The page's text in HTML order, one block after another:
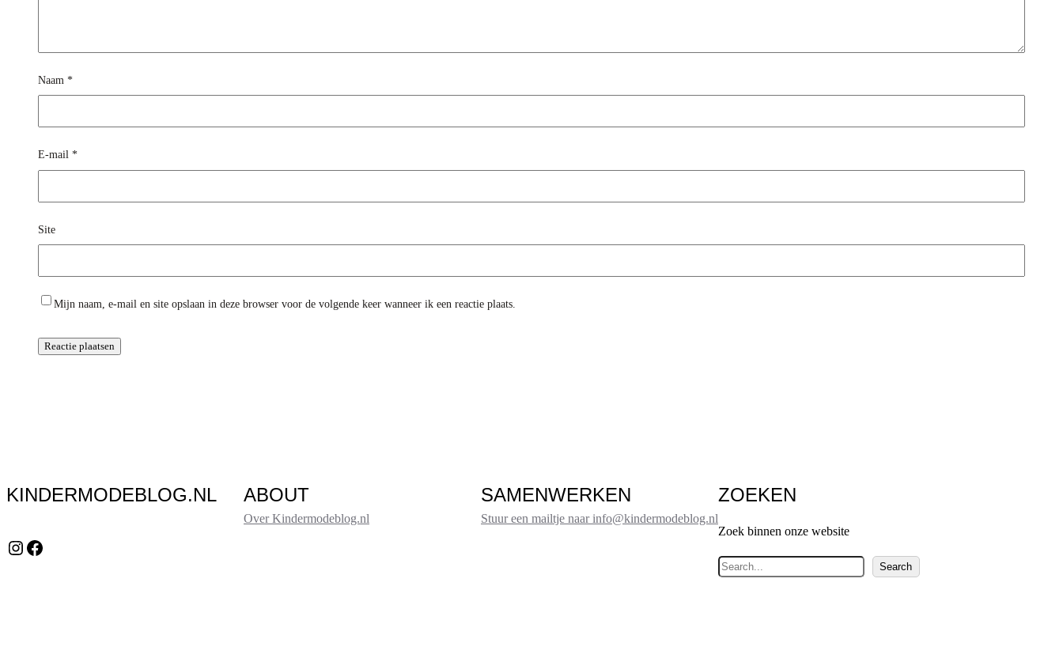
Naam *
E-mail *
Site
Mijn naam, e-mail en site opslaan in deze browser voor de volgende keer wanneer ik een reactie plaats.
KINDERMODEBLOG.NL
Instagram Facebook
ABOUT
Over Kindermodeblog.nl
SAMENWERKEN
Stuur een mailtje naar info@kindermodeblog.nl
ZOEKEN
Zoek binnen onze website
Z
Search